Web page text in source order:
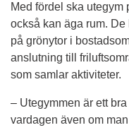
Med fördel ska utegym
också kan äga rum.
på grönytor i
anslutning till
som samlar aktiviteter.
– Utegymmen är ett
vardagen även om